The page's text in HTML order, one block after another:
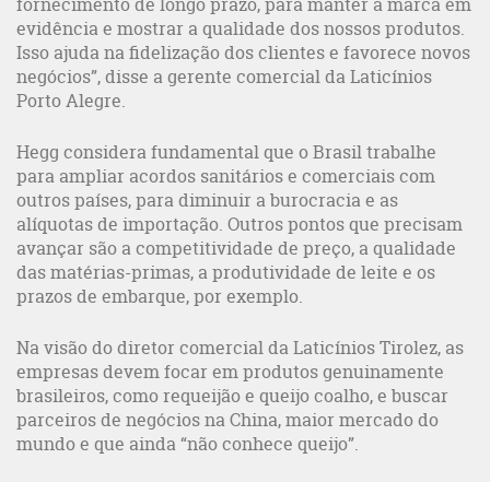
evidência e mostrar a qualidade dos nossos produtos.
Isso ajuda na fidelização dos clientes e favorece novos
negócios”, disse a gerente comercial da Laticínios
Porto Alegre.
Hegg considera fundamental que o Brasil trabalhe
para ampliar acordos sanitários e comerciais com
outros países, para diminuir a burocracia e as
alíquotas de importação. Outros pontos que precisam
avançar são a competitividade de preço, a qualidade
das matérias-primas, a produtividade de leite e os
prazos de embarque, por exemplo.
Na visão do diretor comercial da Laticínios Tirolez, as
empresas devem focar em produtos genuinamente
brasileiros, como requeijão e queijo coalho, e buscar
parceiros de negócios na China, maior mercado do
mundo e que ainda “não conhece queijo”.